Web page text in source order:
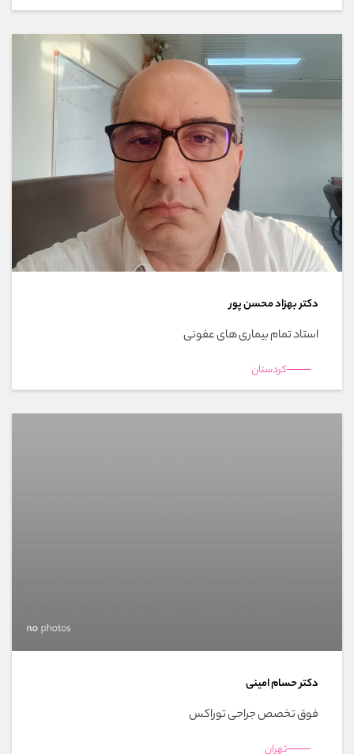
دکتر بهزاد محسن پور
استاد تمام بیماری های عفونی
کردستان
دکتر حسام امینی
فوق تخصص جراحی توراکس
تهران